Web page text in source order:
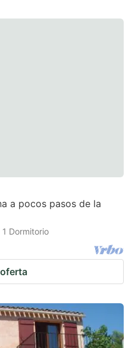
a pocos pasos de la
1 Dormitorio